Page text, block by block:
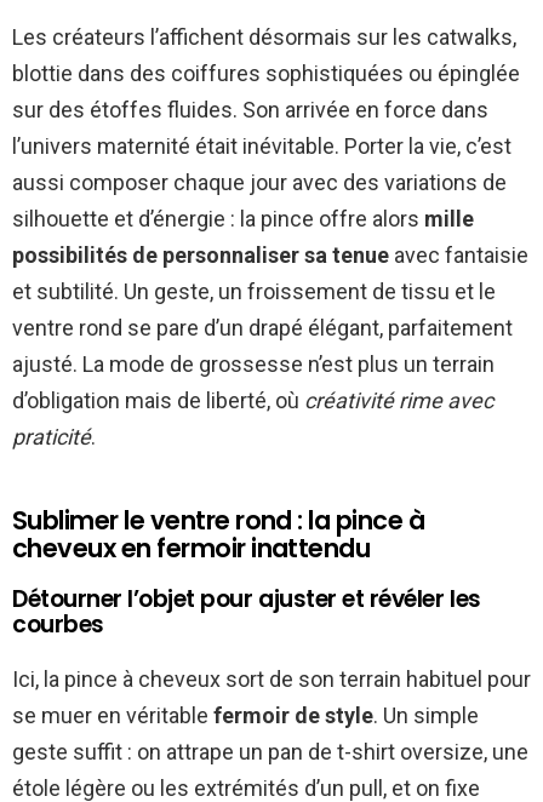
Les créateurs l’affichent désormais sur les catwalks,
blottie dans des coiffures sophistiquées ou épinglée
sur des étoffes fluides. Son arrivée en force dans
l’univers maternité était inévitable. Porter la vie, c’est
aussi composer chaque jour avec des variations de
silhouette et d’énergie : la pince offre alors mille
possibilités de personnaliser sa tenue avec fantaisie
et subtilité. Un geste, un froissement de tissu et le
ventre rond se pare d’un drapé élégant, parfaitement
ajusté. La mode de grossesse n’est plus un terrain
d’obligation mais de liberté, où créativité rime avec
praticité.
Sublimer le ventre rond : la pince à
cheveux en fermoir inattendu
Détourner l’objet pour ajuster et révéler les
courbes
Ici, la pince à cheveux sort de son terrain habituel pour
se muer en véritable fermoir de style. Un simple
geste suffit : on attrape un pan de t-shirt oversize, une
étole légère ou les extrémités d’un pull, et on fixe